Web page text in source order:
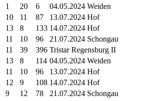
1
20 6
04.05.2024 Weiden
10
11 87
13.07.2024 Hof
13
8 133 14.07.2024 Hof
11
10 96
21.07.2024 Schongau
11
39 396 Tristar Regensburg II
13
8 114 04.05.2024 Weiden
11
10 96
13.07.2024 Hof
12
9 108 14.07.2024 Hof
9
12 78
21.07.2024 Schongau